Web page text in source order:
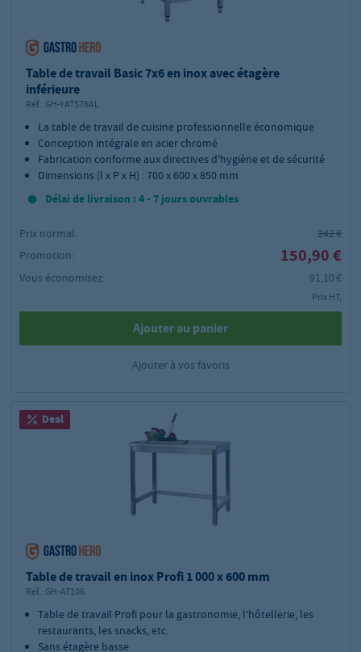
Table de travail Basic 7x6 en inox avec étagère
inférieure
Réf.: GH-YATS76AL
La table de travail de cuisine professionnelle économique
Conception intégrale en acier chromé
Fabrication conforme aux directives d'hygiène et de sécurité
Dimensions (l x P x H) : 700 x 600 x 850 mm
Délai de livraison : 4 - 7 jours ouvrables
Prix normal:
242 €
Promotion:
150,90 €
Vous économisez: 91,10 €
Prix HT,
Ajouter au panier
Ajouter à vos favoris
Deal
Table de travail en inox Profi 1 000 x 600 mm
Réf.: GH-AT106
Table de travail Profi pour la gastronomie, l’hôtellerie, les
restaurants, les snacks, etc.
Sans étagère basse